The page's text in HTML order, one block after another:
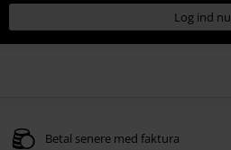
Log ind nu
Betal senere med faktura